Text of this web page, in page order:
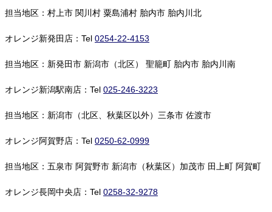
担当地区：村上市 関川村 粟島浦村 胎内市 胎内川北
オレンジ新発田店：Tel 0254-22-4153
担当地区：新発田市 新潟市（北区） 聖籠町 胎内市 胎内川南
オレンジ新潟駅南店：Tel 025-246-3223
担当地区：新潟市（北区、秋葉区以外）三条市 佐渡市
オレンジ阿賀野店：Tel 0250-62-0999
担当地区：五泉市 阿賀野市 新潟市（秋葉区）加茂市 田上町 阿賀町
オレンジ長岡中央店：Tel 0258-32-9278